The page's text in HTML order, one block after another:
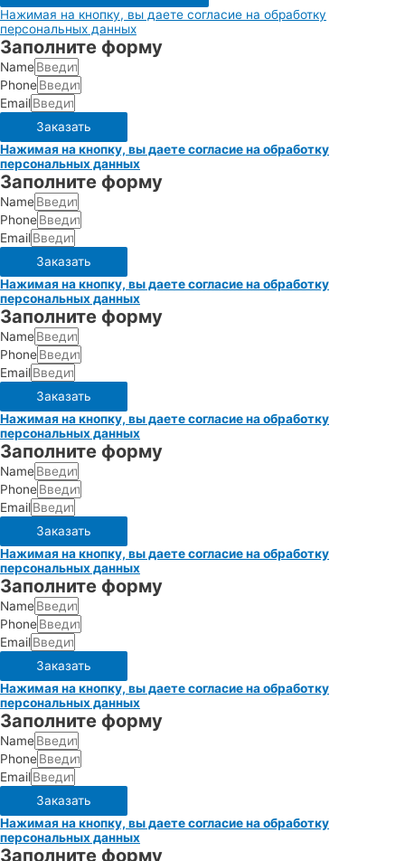
Нажимая на кнопку, вы даете согласие на обработку
персональных данных
Заполните форму
Name
Phone
Email
Заказать
Нажимая на кнопку, вы даете согласие на обработку
персональных данных
Заполните форму
Name
Phone
Email
Заказать
Нажимая на кнопку, вы даете согласие на обработку
персональных данных
Заполните форму
Name
Phone
Email
Заказать
Нажимая на кнопку, вы даете согласие на обработку
персональных данных
Заполните форму
Name
Phone
Email
Заказать
Нажимая на кнопку, вы даете согласие на обработку
персональных данных
Заполните форму
Name
Phone
Email
Заказать
Нажимая на кнопку, вы даете согласие на обработку
персональных данных
Заполните форму
Name
Phone
Email
Заказать
Нажимая на кнопку, вы даете согласие на обработку
персональных данных
Заполните форму